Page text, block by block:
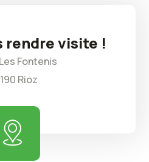
rendre visite !
Fontenis
Rioz